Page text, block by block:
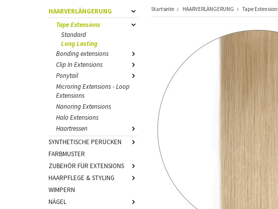
HAARVERLÄNGERUNG
Tape Extensions
Standard
Long Lasting
Bonding extensions
Clip In Extensions
Ponytail
Microring Extensions - Loop
Extensions
Nanoring Extensions
Halo Extensions
Haartressen
SYNTHETISCHE PERÜCKEN
FARBMUSTER
ZUBEHÖR FÜR EXTENSIONS
HAARPFLEGE & STYLING
WIMPERN
NÄGEL
Startseite HAARVERLÄNGERUNG Tape